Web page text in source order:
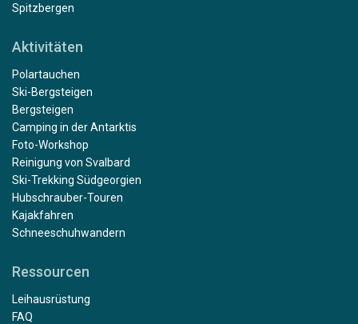
Spitzbergen
Aktivitäten
Polartauchen
Ski-Bergsteigen
Bergsteigen
Camping in der Antarktis
Foto-Workshop
Reinigung von Svalbard
Ski-Trekking Südgeorgien
Hubschrauber-Touren
Kajakfahren
Schneeschuhwandern
Ressourcen
Leihausrüstung
FAQ